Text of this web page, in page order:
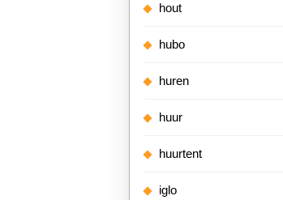
hout
hubo
huren
huur
huurtent
iglo